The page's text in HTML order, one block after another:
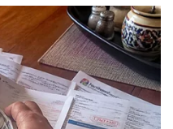
Ô tô - Xe máy
Ô tô
Xe máy
Tư vấn